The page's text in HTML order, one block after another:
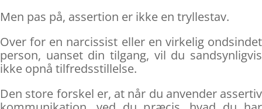
Men pas på, assertion er ikke en tryllestav.
Over for en narcissist eller en virkelig ondsindet
person, uanset din tilgang, vil du sandsynligvis
ikke opnå tilfredsstillelse.
Den store forskel er, at når du anvender assertiv